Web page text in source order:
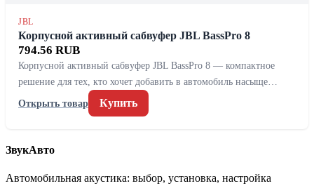
JBL
Корпусной активный сабвуфер JBL BassPro 8
794.56 RUB
Корпусной активный сабвуфер JBL BassPro 8 — компактное
решение для тех, кто хочет добавить в автомобиль насыще…
Открыть товар
Купить
ЗвукАвто
Автомобильная акустика: выбор, установка, настройка